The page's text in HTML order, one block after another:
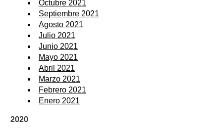
Octubre 2021
Septiembre 2021
Agosto 2021
Julio 2021
Junio 2021
Mayo 2021
Abril 2021
Marzo 2021
Febrero 2021
Enero 2021
2020